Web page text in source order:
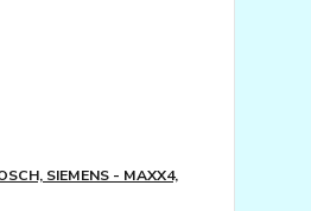
SIEMENS - MAXX4,